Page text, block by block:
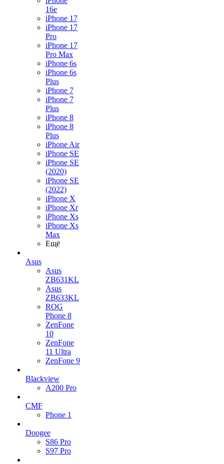
16e
iPhone 17
iPhone 17
Pro
iPhone 17
Pro Max
iPhone 6s
iPhone 6s
Plus
iPhone 7
iPhone 7
Plus
iPhone 8
iPhone 8
Plus
iPhone Air
iPhone SE
iPhone SE
(2020)
iPhone SE
(2022)
iPhone X
iPhone Xr
iPhone Xs
iPhone Xs
Max
Ещё
Asus
Asus
ZB631KL
Asus
ZB633KL
ROG
Phone 8
ZenFone
10
ZenFone
11 Ultra
ZenFone 9
Blackview
A200 Pro
CMF
Phone 1
Doogee
S86 Pro
S97 Pro